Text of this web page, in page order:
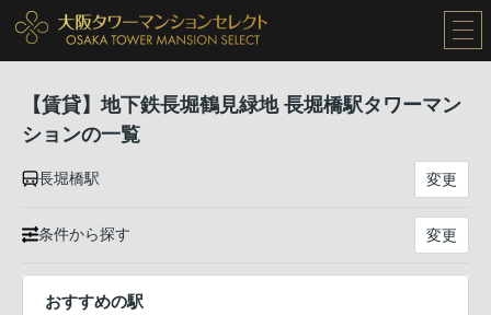
【賃貸】地下鉄長堀鶴見緑地 長堀橋駅タワーマン
ションの一覧
長堀橋駅 変更
条件から探す 変更
おすすめの駅